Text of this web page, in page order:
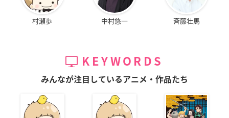
村瀬歩 中村悠一 斉藤壮馬
KEYWORDS
みんなが注目しているアニメ・作品たち